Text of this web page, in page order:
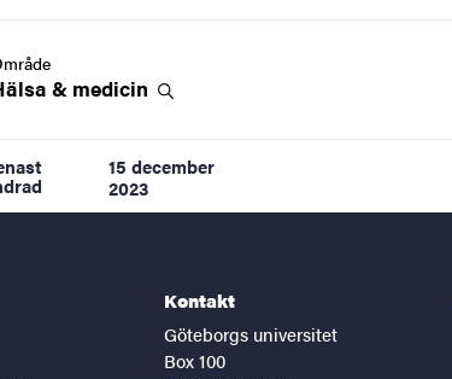
& medicin
15 december
2023
Kontakt
Göteborgs universitet
Box 100